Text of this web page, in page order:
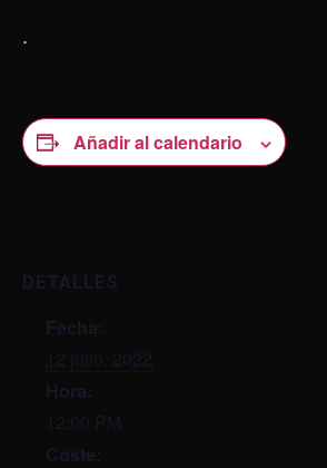
.
Añadir al calendario
DETALLES
Fecha:
12 julio, 2022
Hora:
12:00 PM
Coste: